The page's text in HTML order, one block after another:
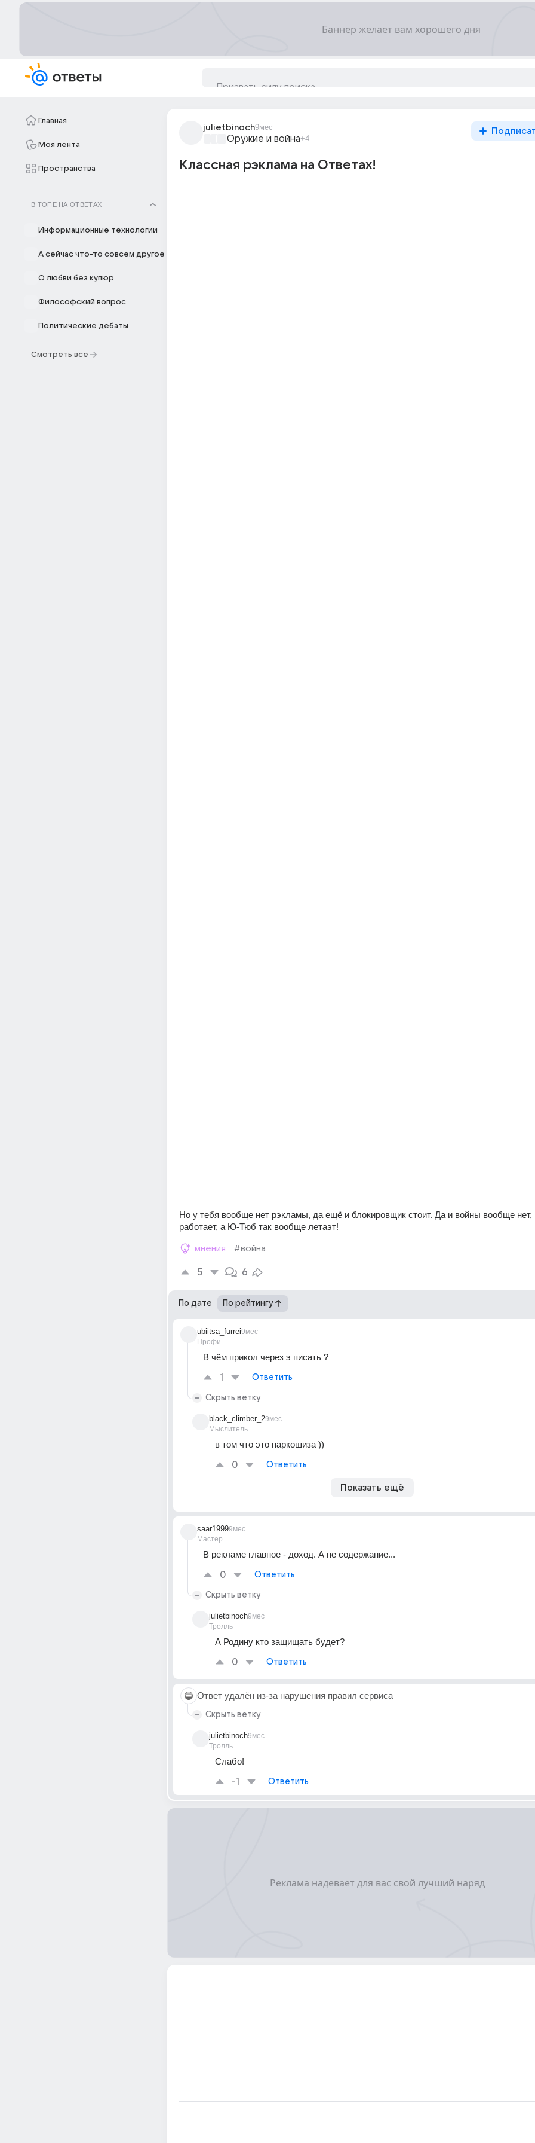
Главная
Моя лента
Пространства
В ТОПЕ НА ОТВЕТАХ
Информационные технологии
А сейчас что-то совсем другое
О любви без купюр
Философский вопрос
Политические дебаты
Смотреть все
julietbinoch9мес
Оружие и война+4
Классная рэклама на Ответах!
Но у тебя вообще нет рэкламы, да ещё и блокировщик стоит. Да и войны вообще нет,
работает, а Ю-Тюб так вообще летаэт!
мнения #война
5 6
По дате По рейтингу
ubiitsa_furrei
Профи
9мес
В чём прикол через э писать ?
1 Ответить
Скрыть ветку
black_climber_2
Мыслитель
9мес
в том что это наркошиза ))
0 Ответить
Показать ещё
saar1999
Мастер
9мес
В рекламе главное - доход. А не содержание...
0 Ответить
Скрыть ветку
julietbinoch
Тролль
9мес
А Родину кто защищать будет?
0 Ответить
Ответ удалён из-за нарушения правил сервиса
Скрыть ветку
julietbinoch
Тролль
9мес
Слабо!
-1 Ответить